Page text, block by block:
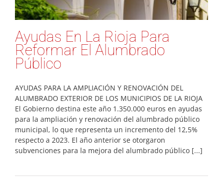
Ayudas En La Rioja Para
Reformar El Alumbrado
Público
AYUDAS PARA LA AMPLIACIÓN Y RENOVACIÓN DEL
ALUMBRADO EXTERIOR DE LOS MUNICIPIOS DE LA RIOJA
El Gobierno destina este año 1.350.000 euros en ayudas
para la ampliación y renovación del alumbrado público
municipal, lo que representa un incremento del 12,5%
respecto a 2023. El año anterior se otorgaron
subvenciones para la mejora del alumbrado público [...]